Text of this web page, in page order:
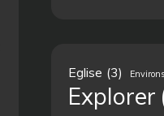
Eglise (3)
Explorer